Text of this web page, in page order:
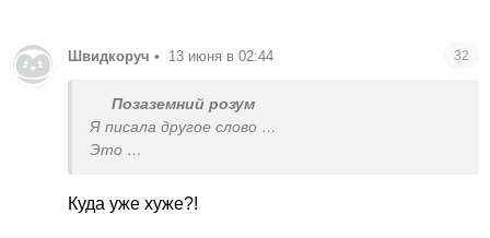
Швидкоруч • 13 июня в 02:44 32
Позаземний розум
Я писала другое слово …
Это
напряжённости или ухудшение ситуации
Куда уже хуже?!